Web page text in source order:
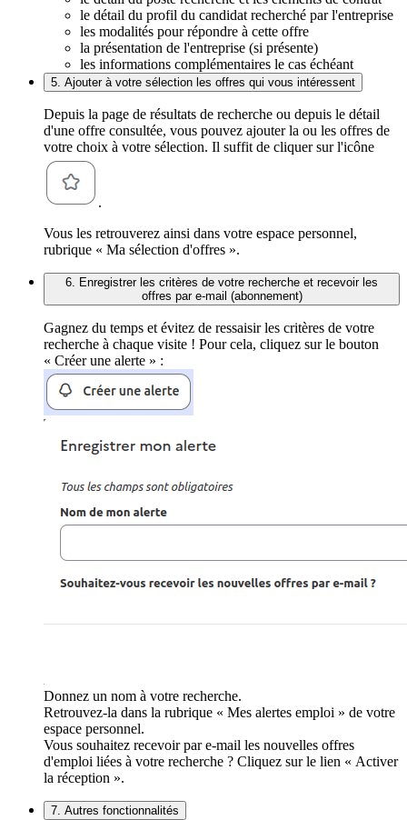
le détail du profil du candidat recherché par l'entreprise
les modalités pour répondre à cette offre
la présentation de l'entreprise (si présente)
les informations complémentaires le cas échéant
5. Ajouter à votre sélection les offres qui vous intéressent
Depuis la page de résultats de recherche ou depuis le détail
d'une offre consultée, vous pouvez ajouter la ou les offres de
votre choix à votre sélection. Il suffit de cliquer sur l'icône
.
Vous les retrouverez ainsi dans votre espace personnel,
rubrique « Ma sélection d'offres ».
6. Enregistrer les critères de votre recherche et recevoir les
offres par e-mail (abonnement)
Gagnez du temps et évitez de ressaisir les critères de votre
recherche à chaque visite ! Pour cela, cliquez sur le bouton
« Créer une alerte » :
Donnez un nom à votre recherche.
Retrouvez-la dans la rubrique « Mes alertes emploi » de votre
espace personnel.
Vous souhaitez recevoir par e-mail les nouvelles offres
d'emploi liées à votre recherche ? Cliquez sur le lien « Activer
la réception ».
7. Autres fonctionnalités